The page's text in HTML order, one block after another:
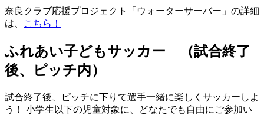
奈良クラブ応援プロジェクト「ウォーターサーバー」の詳細
は、
こちら！
ふれあい子どもサッカー （試合終了
後、ピッチ内）
試合終了後、ピッチに下りて選手一緒に楽しくサッカーしよ
う！ 小学生以下の児童対象に、どなたでも自由にご参加い